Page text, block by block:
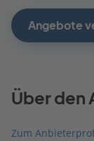
Angebote
Über den
Zum